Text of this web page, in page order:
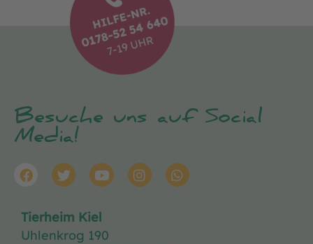
Besuche uns auf Social
Media!
Tierheim Kiel
Uhlenkrog 190